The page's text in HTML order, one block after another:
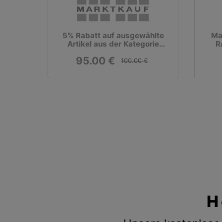
5% Rabatt auf ausgewählte
Artikel aus der Kategorie
95.00 € 100.00 €